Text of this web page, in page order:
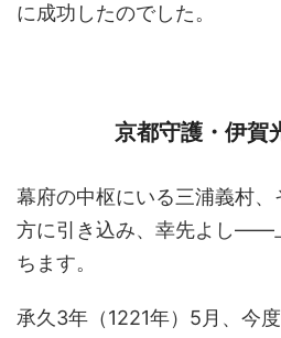
に成功したのでした。
京都守護・伊賀
幕府の中枢にいる三浦義村
方に引き込み、幸先よし――
ちます。
承久3年（1221年）5月、今